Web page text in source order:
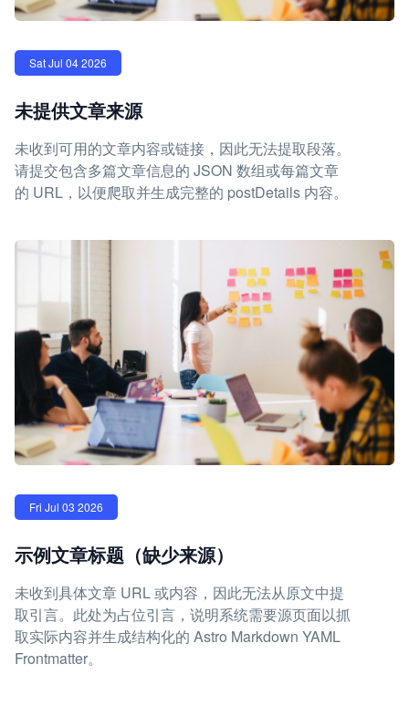
Sat Jul 04 2026
未提供文章来源
未收到可用的文章内容或链接，因此无法提取段落。
请提交包含多篇文章信息的 JSON 数组或每篇文章
的 URL，以便爬取并生成完整的 postDetails 内容。
Fri Jul 03 2026
示例文章标题（缺少来源）
未收到具体文章 URL 或内容，因此无法从原文中提
取引言。此处为占位引言，说明系统需要源页面以抓
取实际内容并生成结构化的 Astro Markdown YAML
Frontmatter。